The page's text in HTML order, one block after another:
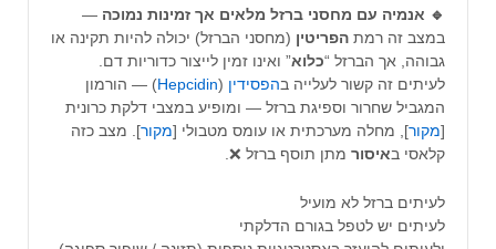
🔹 אנמיה עם מחסני ברזל מלאים אך זמינות נמוכה —
במצב זה רמת הפריטין (מחסני הברזל) יכולה להיות תקינה או
גבוהה, אך הברזל “כלוא” ואינו זמין לייצור כדוריות דם.
לעיתים זה קשור לעלייה בהפסידין (
Hepcidin) — הורמון
המגביל שחרור וספיגת ברזל — ומופיע במצבי דלקת כרונית
[מקור], מחלה מערכתית או עומס מטבולי [מקור]. מצב כזה
קלאסי באיסור מתן תוסף ברזל ❌.
לעיתים ברזל לא מועיל
לעיתים יש לטפל בגורם הדלקתי